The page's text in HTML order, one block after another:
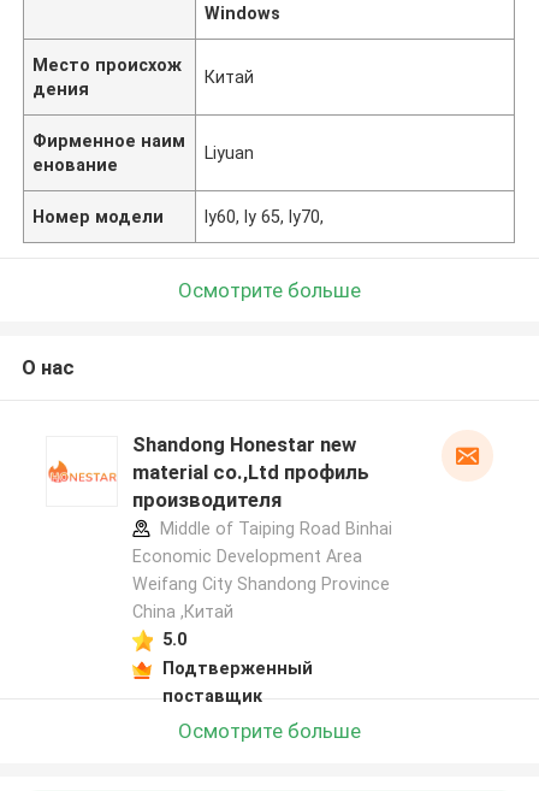
Windows
Место происхож
дения
Китай
Фирменное наим
енование
Liyuan
Номер модели ly60, ly 65, ly70,
Осмотрите больше
О нас
Shandong Honestar new
material co.,Ltd профиль
производителя
Middle of Taiping Road Binhai
Economic Development Area
Weifang City Shandong Province
China ,Китай
5.0
Подтверженный
поставщик
Осмотрите больше